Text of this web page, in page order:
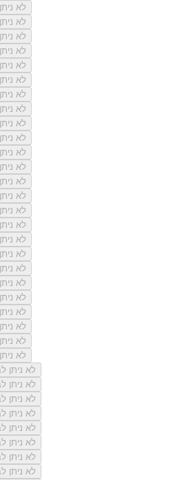
לא ניתן
לא ניתן
לא ניתן
לא ניתן
לא ניתן
לא ניתן
לא ניתן
לא ניתן
לא ניתן
לא ניתן
לא ניתן
לא ניתן
לא ניתן
לא ניתן
לא ניתן
לא ניתן
לא ניתן
לא ניתן
לא ניתן
לא ניתן
לא ניתן
לא ניתן
לא ניתן
לא ניתן
לא ניתן
לא ניתן
לא ניתן
לא ניתן
לא ניתן
לא ניתן
לא ניתן
לא ניתן
לא ניתן